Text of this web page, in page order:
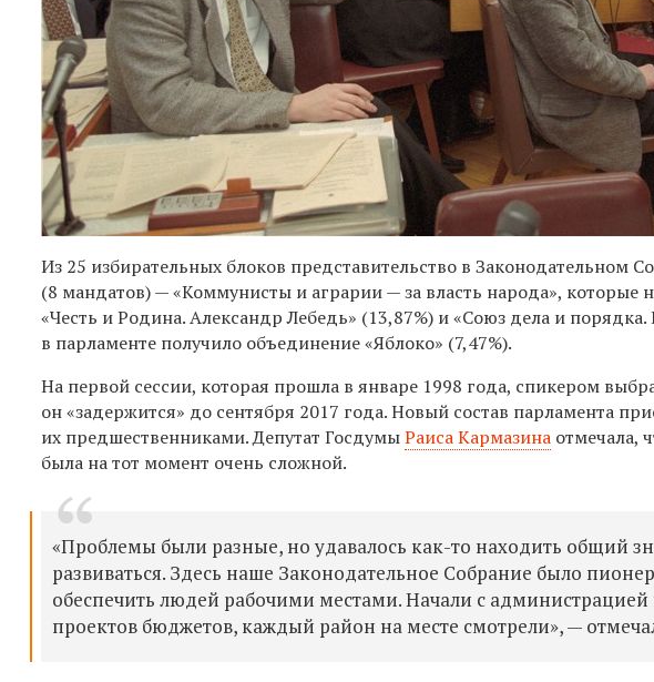
Из 25 избирательных блоков представительство в Законодательном
(8 мандатов) — «Коммунисты и аграрии — за власть народа», которые
«Честь и Родина. Александр Лебедь» (13,87%) и «Союз дела и
в парламенте получило объединение «Яблоко» (7,47%).
На первой сессии, которая прошла в январе 1998 года, спикером
он «задержится» до сентября 2017 года. Новый состав парламента
их предшественниками. Депутат ГосдумыРаиса Кармазина отмечала,
была на тот момент очень сложной.
«Проблемы были разные, но удавалось как-то находить общий
развиваться. Здесь наше Законодательное Собрание было
обеспечить людей рабочими местами. Начали с
проектов бюджетов, каждый район на месте смотрели», —